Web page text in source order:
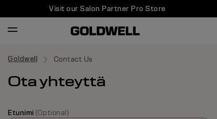
Visit our Salon Partner Pro Store
Goldwell Contact Us
Ota yhteyttä
Etunimi (Optional)